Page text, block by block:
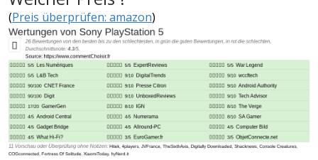
(Preis überprüfen: amazon)